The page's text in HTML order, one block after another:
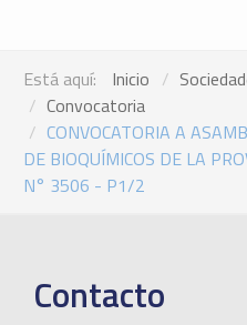
Está aquí: Inicio
Convocatoria
CONVOCATORIA A
DE BIOQUÍMICOS DE LA
N° 3506 - P1/2
Contacto